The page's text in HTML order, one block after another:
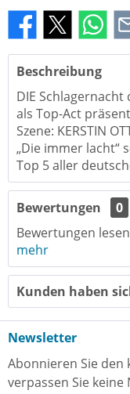
Beschreibung
DIE
als Top-Act
Szene: KERSTIN
„Die immer lacht“
Top 5 aller
Bewertungen
0
Bewertungen
mehr
Kunden haben
Newsletter
Abonnieren Sie
verpassen Sie